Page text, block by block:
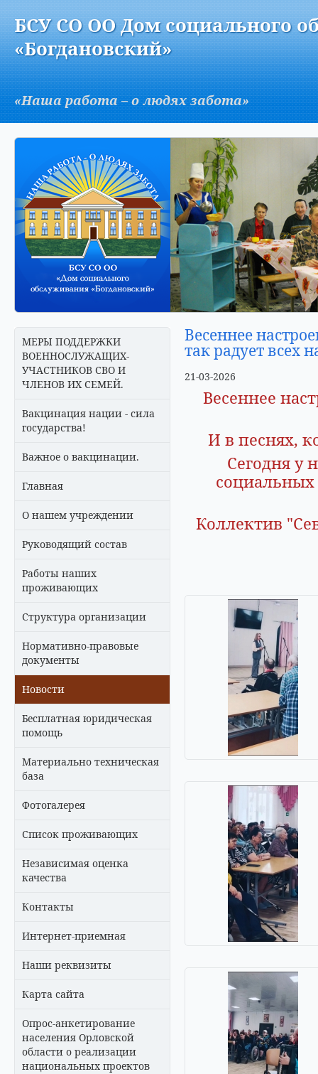
AБСУ СО ОО Дом социального
«Богдановский»
«Наша работа – о людях забота»
МЕРЫ ПОДДЕРЖКИ
ВОЕННОСЛУЖАЩИХ-
УЧАСТНИКОВ СВО И
ЧЛЕНОВ ИХ СЕМЕЙ.
Вакцинация нации - сила
государства!
Важное о вакцинации.
Главная
О нашем учреждении
Руководящий состав
Работы наших
проживающих
Структура организации
Нормативно-правовые
документы
Новости
Бесплатная юридическая
помощь
Материально техническая
база
Фотогалерея
Список проживающих
Независимая оценка
качества
Контакты
Интернет-приемная
Наши реквизиты
Карта сайта
Опрос-анкетирование
населения Орловской
области о реализации
национальных проектов
Весеннее
так радует всех
21-03-2026
Весеннее
И в песнях,
Сегодня у
Коллектив